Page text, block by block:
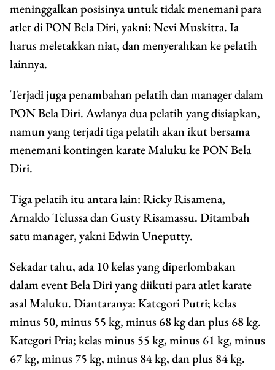
meninggalkan posisinya untuk tidak menemani para
atlet di PON Bela Diri, yakni: Nevi Muskitta. Ia
harus meletakkan niat, dan menyerahkan ke pelatih
lainnya.
Terjadi juga penambahan pelatih dan manager dalam
PON Bela Diri. Awlanya dua pelatih yang disiapkan,
namun yang terjadi tiga pelatih akan ikut bersama
menemani kontingen karate Maluku ke PON Bela
Diri.
Tiga pelatih itu antara lain: Ricky Risamena,
Arnaldo Telussa dan Gusty Risamassu. Ditambah
satu manager, yakni Edwin Uneputty.
Sekadar tahu, ada 10 kelas yang diperlombakan
dalam event Bela Diri yang diikuti para atlet karate
asal Maluku. Diantaranya: Kategori Putri; kelas
minus 50, minus 55 kg, minus 68 kg dan plus 68 kg.
Kategori Pria; kelas minus 55 kg, minus 61 kg, minus
67 kg, minus 75 kg, minus 84 kg, dan plus 84 kg.